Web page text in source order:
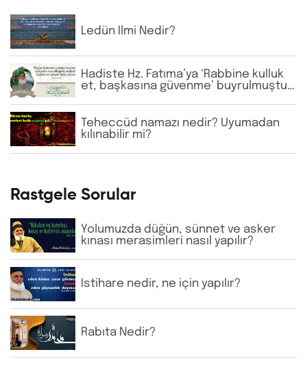
Ledün İlmi Nedir?
Hadiste Hz. Fatıma’ya ‘Rabbine kulluk
et, başkasına güvenme’ buyrulmuştur.
etmektedir. Bu anlayış doğru mudur?
Teheccüd namazı nedir? Uyumadan
kılınabilir mi?
Rastgele Sorular
Yolumuzda düğün, sünnet ve asker
kınası merasimleri nasıl yapılır?
İstihare nedir, ne için yapılır?
Rabıta Nedir?